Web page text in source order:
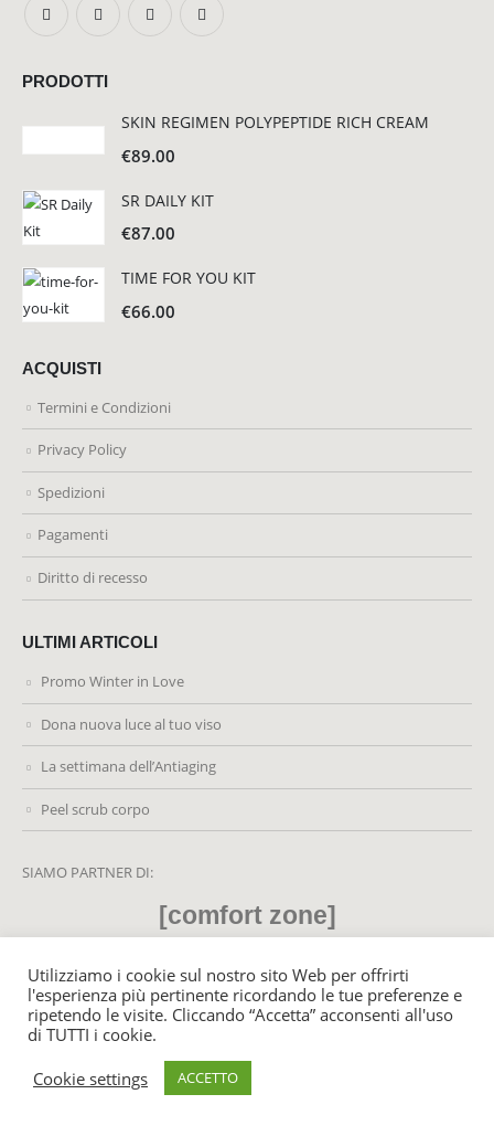
PRODOTTI
SKIN REGIMEN POLYPEPTIDE RICH CREAM
€89.00
SR DAILY KIT
€87.00
TIME FOR YOU KIT
€66.00
ACQUISTI
Termini e Condizioni
Privacy Policy
Spedizioni
Pagamenti
Diritto di recesso
ULTIMI ARTICOLI
Promo Winter in Love
Dona nuova luce al tuo viso
La settimana dell’Antiaging
Peel scrub corpo
SIAMO PARTNER DI:
[comfort zone]
© MyLifeCenter.it 2021. All Rights Reserved - P. Iva: 02459220428
Utilizziamo i cookie sul nostro sito Web per offrirti
l'esperienza più pertinente ricordando le tue preferenze e
ripetendo le visite. Cliccando “Accetta” acconsenti all'uso
di TUTTI i cookie.
Cookie settings
ACCETTO